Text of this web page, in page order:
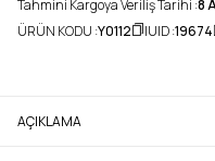
Tahmini Kargoya Veriliş Tarihi :8
ÜRÜN KODU :Y0112 UID :19674
AÇIKLAMA